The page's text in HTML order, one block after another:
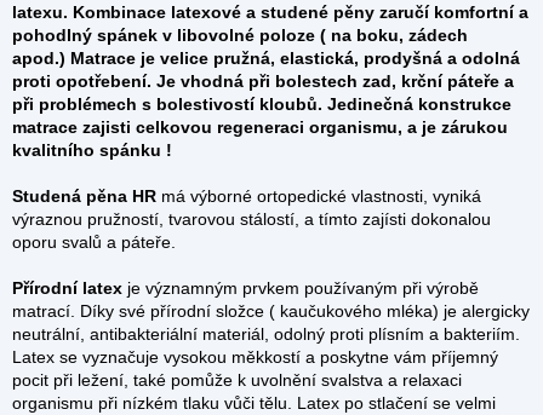
latexu. Kombinace latexové a studené pěny zaručí komfortní a
pohodlný spánek v libovolné poloze ( na boku, zádech
apod.) Matrace je velice pružná, elastická, prodyšná a odolná
proti opotřebení. Je vhodná při bolestech zad, krční páteře a
při problémech s bolestivostí kloubů. Jedinečná konstrukce
matrace zajisti celkovou regeneraci organismu, a je zárukou
kvalitního spánku !
Studená pěna HR má výborné ortopedické vlastnosti, vyniká
výraznou pružností, tvarovou stálostí, a tímto zajísti dokonalou
oporu svalů a páteře.
Přírodní latex je významným prvkem používaným při výrobě
matrací. Díky své přírodní složce ( kaučukového mléka) je alergicky
neutrální, antibakteriální materiál, odolný proti plísním a bakteriím.
Latex se vyznačuje vysokou měkkostí a poskytne vám příjemný
pocit při ležení, také pomůže k uvolnění svalstva a relaxaci
organismu při nízkém tlaku vůči tělu. Latex po stlačení se velmi